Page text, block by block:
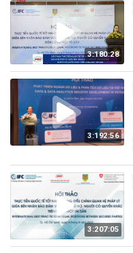
3:180:28
3:192:56
3:207:05